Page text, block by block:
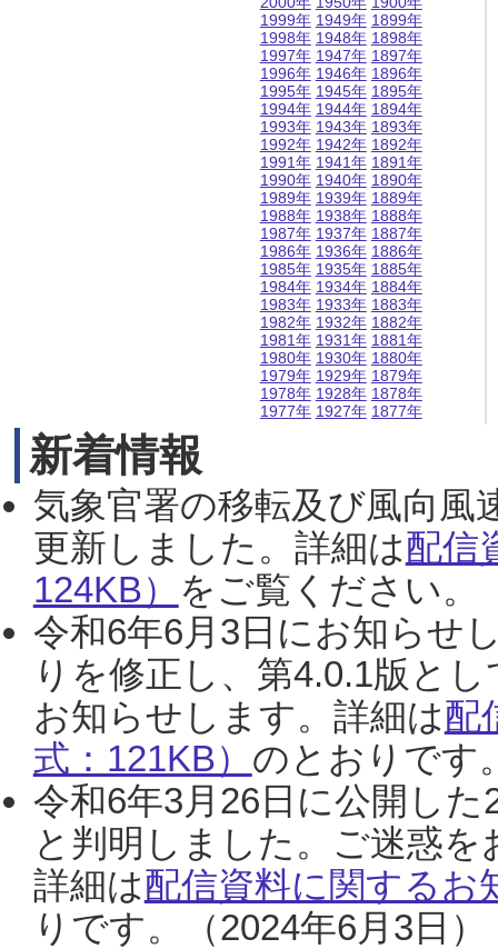
1999年
1998年
1997年
1996年
1995年
1994年
1993年
1992年
1991年
1990年
1989年
1988年
1987年
1986年
1985年
1984年
1983年
1982年
1981年
1980年
1979年
1978年
1977年
1949年
1948年
1947年
1946年
1945年
1944年
1943年
1942年
1941年
1940年
1939年
1938年
1937年
1936年
1935年
1934年
1933年
1932年
1931年
1930年
1929年
1928年
1927年
1899年
1898年
1897年
1896年
1895年
1894年
1893年
1892年
1891年
1890年
1889年
1888年
1887年
1886年
1885年
1884年
1883年
1882年
1881年
1880年
1879年
1878年
1877年
新着情報
気象官署の移転及び風向風
更新しました。詳細は配信
124KB） をご覧ください。
令和6年6月3日にお知らせ
りを修正し、第4.0.1版と
お知らせします。詳細は配
式：121KB） のとおりです
令和6年3月26日に公開し
と判明しました。ご迷惑
詳細は配信資料に関するお
りです。（2024年6月3日）